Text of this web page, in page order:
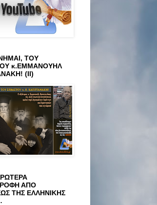
ΤΟΥ
κ.ΕΜΜΑΝΟΥΗΛ
(ΙΙ)
ΑΠΟ
ΤΗΣ ΕΛΛΗΝΙΚΗΣ